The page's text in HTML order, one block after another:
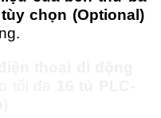
tùy chọn (Optional)